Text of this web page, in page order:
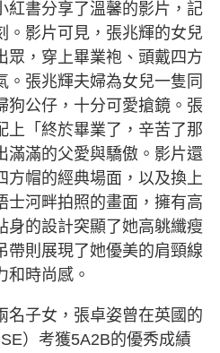
紅書分享了溫馨的影片，記
。影片可見，張兆輝的女兒
眾，穿上畢業袍、頭戴四方
。張兆輝夫婦為女兒一隻同
狗公仔，十分可愛搶鏡。張
上「終於畢業了，辛苦了那
滿滿的父愛與驕傲。影片還
方帽的經典場面，以及換上
士河畔拍照的畫面，擁有高
身的設計突顯了她高䠷纖瘦
帶則展現了她優美的肩頸線
和時尚感。
名子女，張卓姿曾在英國的
）考獲5A2B的優秀成績